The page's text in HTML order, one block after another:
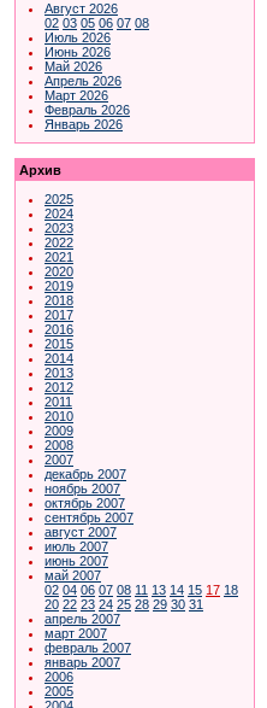
Август 2026
02 03 05 06 07 08
Июль 2026
Июнь 2026
Май 2026
Апрель 2026
Март 2026
Февраль 2026
Январь 2026
Архив
2025
2024
2023
2022
2021
2020
2019
2018
2017
2016
2015
2014
2013
2012
2011
2010
2009
2008
2007
декабрь 2007
ноябрь 2007
октябрь 2007
сентябрь 2007
август 2007
июль 2007
июнь 2007
май 2007
02 04 06 07 08 11 13 14 15 17 18
20 22 23 24 25 28 29 30 31
апрель 2007
март 2007
февраль 2007
январь 2007
2006
2005